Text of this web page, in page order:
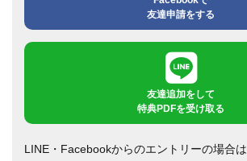
友達申請をする
友達追加をして
特典PDFを受け取る
LINE・Facebookからのエントリーの場合は